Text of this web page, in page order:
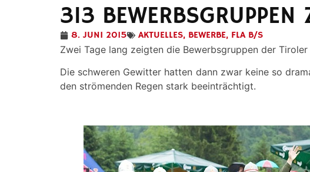
313
8. JUNI 2015 AKTUELLES, BEWERBE, FLA B/S
Zwei Tage lang zeigten die Bewerbsgruppen der
Die schweren Gewitter hatten dann zwar keine so
den strömenden Regen stark beeinträchtigt.